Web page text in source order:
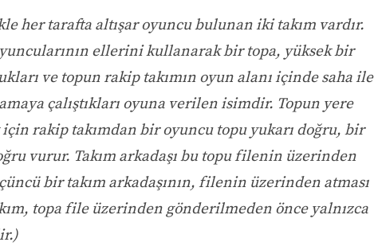
her tarafta altışar oyuncu bulunan iki takım vardır.
ellerini kullanarak bir topa, yüksek bir
ve topun rakip takımın oyun alanı içinde saha ile
çalıştıkları oyuna verilen isimdir. Topun yere
rakip takımdan bir oyuncu topu yukarı doğru, bir
vurur. Takım arkadaşı bu topu filenin üzerinden
bir takım arkadaşının, filenin üzerinden atması
topa file üzerinden gönderilmeden önce yalnızca